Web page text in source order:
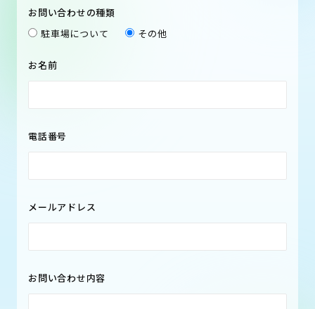
お問い合わせの種類
駐車場について
その他
お名前
電話番号
メールアドレス
お問い合わせ内容